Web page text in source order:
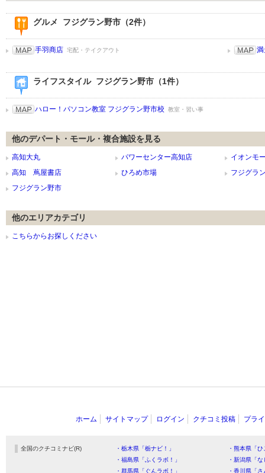
グルメ フジグラン野市（2件）
手羽商店 宅配・テイクアウト
ライフスタイル フジグラン野市（1件）
ハロー！パソコン教室 フジグラン野市校 教室・習い事
他のデパート・モール・複合施設を見る
高知大丸 パワーセンター高知店
イオンモ
高知 蔦屋書店
ひろめ市場
フジグラ
フジグラン野市
他のエリアカテゴリ
こちらからお探しください
ホーム サイトマップ ログイン クチコミ投稿 プラ
全国のクチコミナビ(R) ・栃木県「栃ナビ！」
・熊本県「
・福島県「ふくラボ！」
・新潟県「
・群馬県「ぐんラボ！」
・香川県「